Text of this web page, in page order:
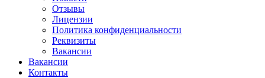
Отзывы
Лицензии
Политика конфиденциальности
Реквизиты
Вакансии
Вакансии
Контакты